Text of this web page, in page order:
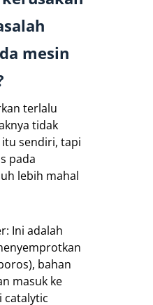
mesin
terlalu
tidak
sendiri, tapi
pada
lebih mahal
Ini adalah
bahan
masuk ke
catalytic